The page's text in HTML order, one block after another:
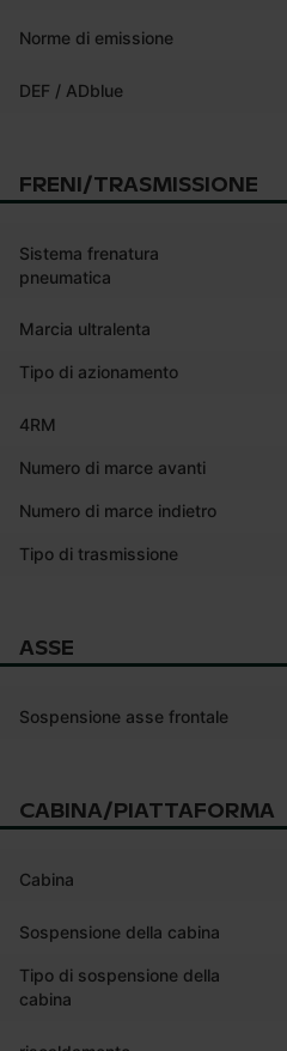
Norme di emissione
DEF / ADblue
FRENI/TRASMISSIONE
Sistema frenatura
pneumatica
Marcia ultralenta
Tipo di azionamento
4RM
Numero di marce avanti
Numero di marce indietro
Tipo di trasmissione
ASSE
Sospensione asse frontale
CABINA/PIATTAFORMA
Cabina
Sospensione della cabina
Tipo di sospensione della
cabina